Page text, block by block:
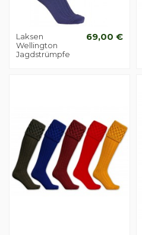
Laksen
Wellington
Jagdstrümpfe
69,00 €